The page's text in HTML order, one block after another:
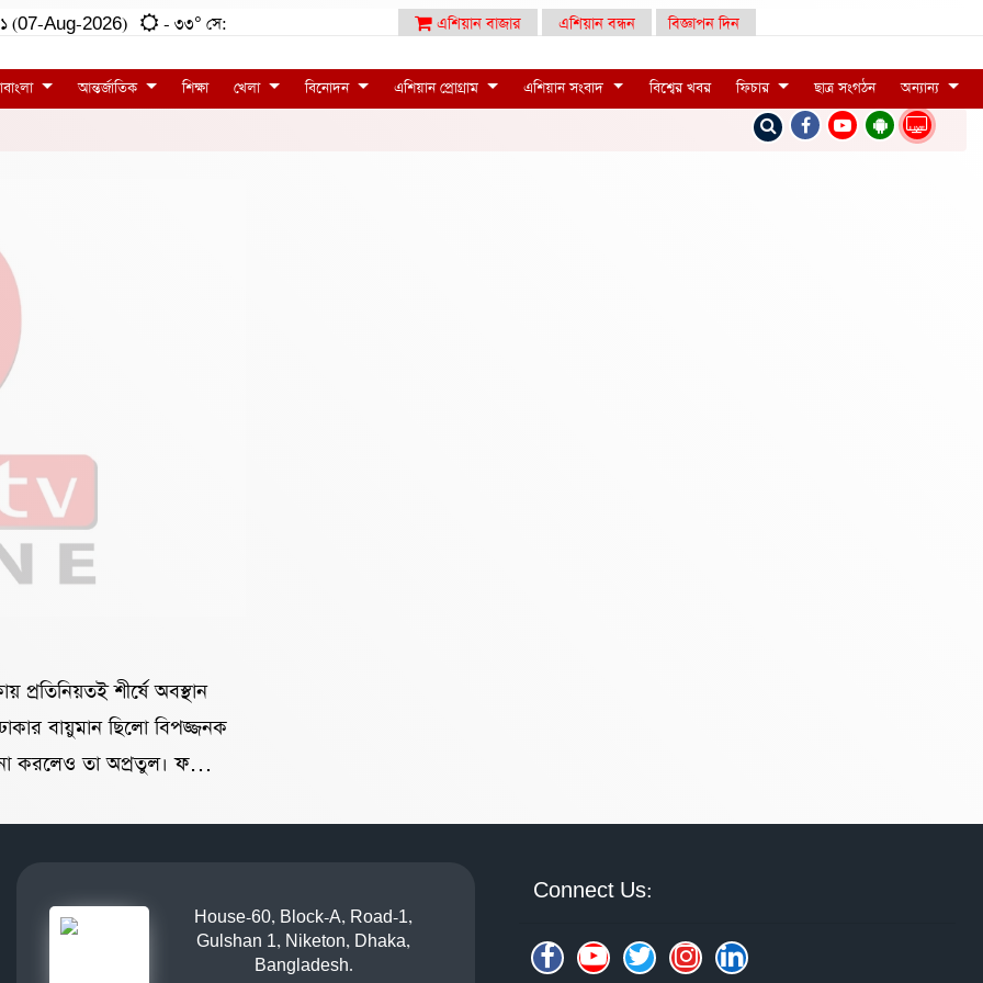
(07-Aug-2026) - ৩৩° সে: এশিয়ান বাজার এশিয়ান বন্ধন বিজ্ঞাপন দিন
LIVE
আন্তর্জাতিক শিক্ষা খেলা বিনোদন এশিয়ান প্রোগ্রাম এশিয়ান সংবাদ বিশ্বের খবর ফিচার ছাত্র সংগঠন অন্যান্য
শীর্ষে অবস্থান
ঢাকার বায়ুমান ছিলো বিপজ্জনক
করলেও তা অপ্রতুল। ফলে
পরিবেশবাদী সাতটি
আয়োজিত এক সংবাদ
House-60, Block-A, Road-1,
Gulshan 1, Niketon, Dhaka,
Bangladesh.
Connect Us: